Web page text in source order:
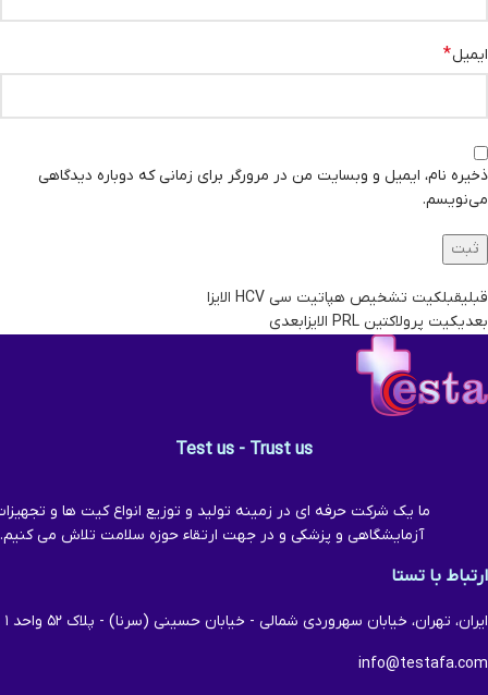
ایمیل*
ذخیره نام، ایمیل و وبسایت من در مرورگر برای زمانی که دوباره دیدگاهی
می‌نویسم.
قبلیقبلکیت تشخیص هپاتیت سی HCV الایزا
بعدیکیت پرولاکتین PRL الایزا بعدی
Test us - Trust us
ما یک شرکت حرفه ای در زمینه تولید و توزیع انواع کیت ها و
آزمایشگاهی و پزشکی و در جهت ارتقاء حوزه سلامت تلاش می کنیم.
ارتباط با تستا
ایران، تهران، خیابان سهروردی شمالی - خیابان حسینی (سرنا) - پلاک ۵۲ واحد ۱
info@testafa.com